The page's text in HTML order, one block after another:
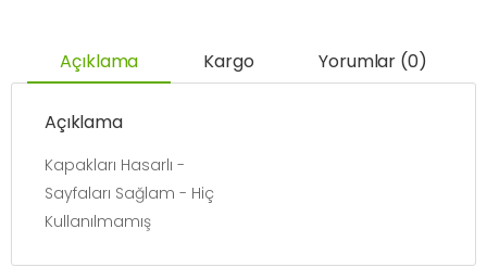
Açıklama Kargo Yorumlar (0)
Açıklama
Kapakları Hasarlı -
Sayfaları Sağlam - Hiç
Kullanılmamış